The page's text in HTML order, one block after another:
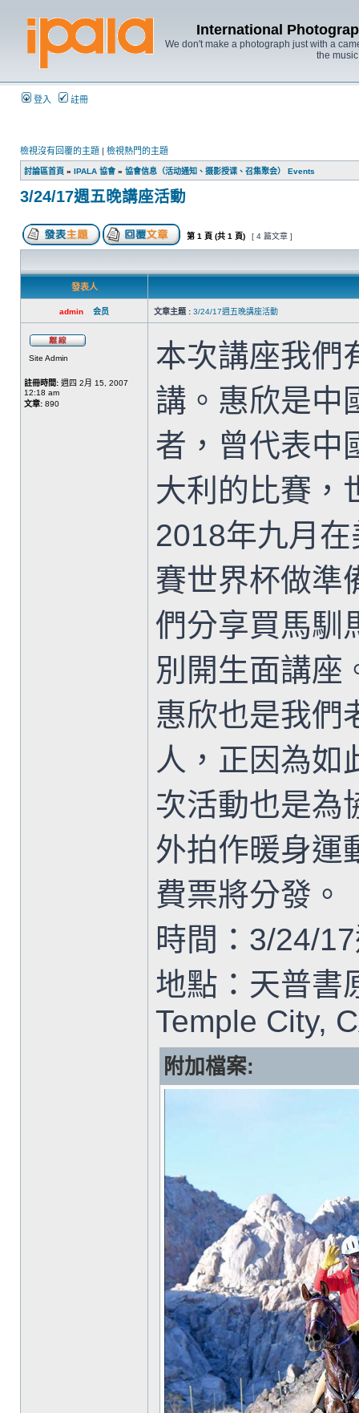
International
We don't make a photograph just with a
the
登入 註冊
檢視沒有回覆的主題 | 檢視熱門的主題
討論區首頁 » IPALA 協會 » 協會信息（活动通知、摄影授课、召集聚会） Events
3/24/17週五晚講座活動
第 1 頁 (共 1 頁) [ 4 篇文章 ]
發表人
admin 会员 文章主題 : 3/24/17週五晚講座活動
Site Admin
註冊時間: 週四 2月 15, 2007
12:18 am
文章: 890
本次講座我們
講。惠欣是中
者，曾代表中
大利的比賽，
2018年九月
賽世界杯做準
們分享買馬馴
別開生面講座
惠欣也是我們
人，正因為如
次活動也是為
外拍作暖身運
費票將分發。
時間：3/24/
地點：天普書
Temple City,
附加檔案: